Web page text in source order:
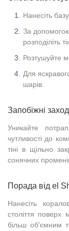
Нанесіть базу
За
розподіліть
Розтушуйте
Для
шарів.
Запобіжні
Уникайте
чутливості до
тіні в щільно
сонячних
Порада від el
Нанесіть
століття поверх
більш об'ємним